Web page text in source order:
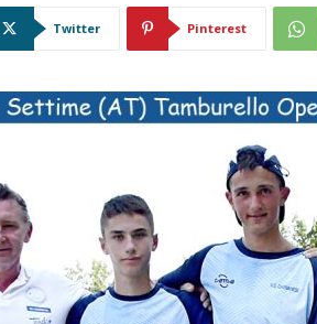
Twitter Pinterest